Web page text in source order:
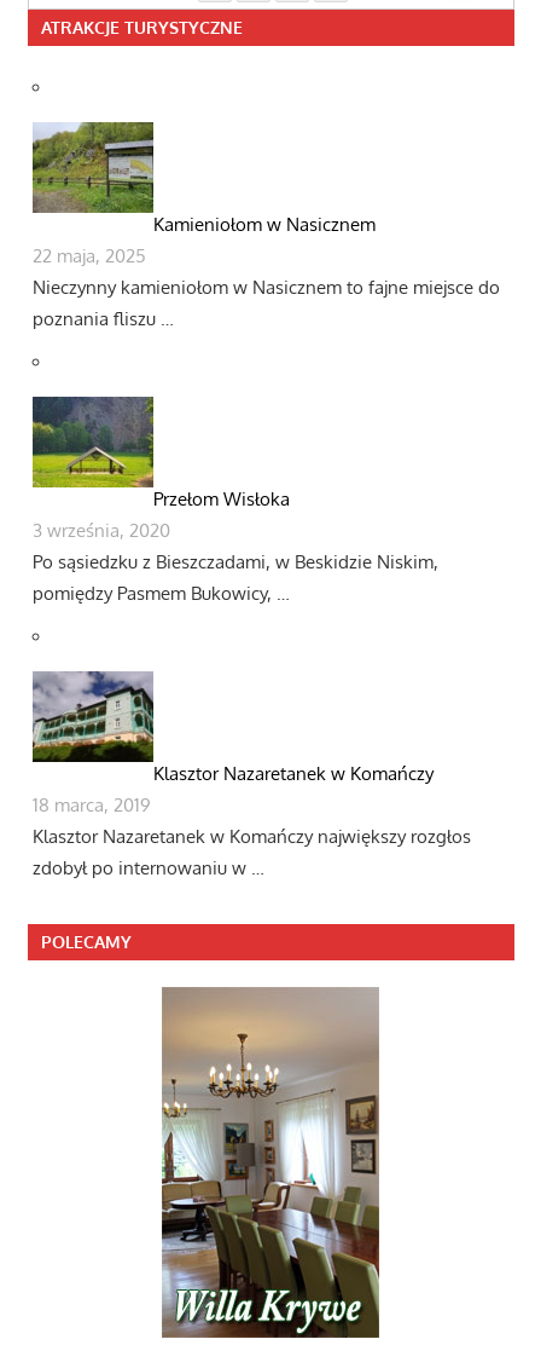
ATRAKCJE TURYSTYCZNE
Kamieniołom w Nasicznem
22 maja, 2025
Nieczynny kamieniołom w Nasicznem to fajne miejsce do
poznania fliszu …
Przełom Wisłoka
3 września, 2020
Po sąsiedzku z Bieszczadami, w Beskidzie Niskim,
pomiędzy Pasmem Bukowicy, …
Klasztor Nazaretanek w Komańczy
18 marca, 2019
Klasztor Nazaretanek w Komańczy największy rozgłos
zdobył po internowaniu w …
POLECAMY